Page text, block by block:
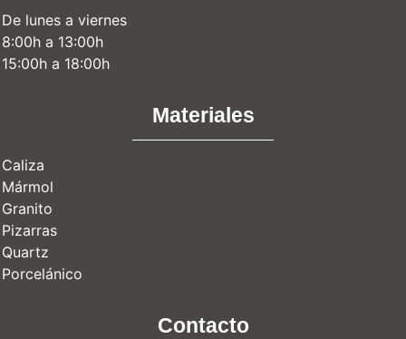
De lunes a viernes
8:00h a 13:00h
15:00h a 18:00h
Materiales
Caliza
Mármol
Granito
Pizarras
Quartz
Porcelánico
Contacto